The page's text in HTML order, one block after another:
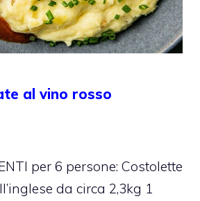
al vino rosso
per 6 persone: Costolette
da circa 2,3kg 1